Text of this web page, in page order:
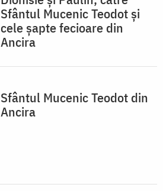
Sfântul Mucenic Teodot şi
cele şapte fecioare din
Ancira
Sfântul Mucenic Teodot din
Ancira